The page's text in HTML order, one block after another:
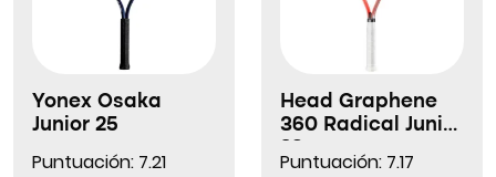
Yonex Osaka
Junior 25
Puntuación: 7.21
Head Graphene
360 Radical Junior
Puntuación: 7.17